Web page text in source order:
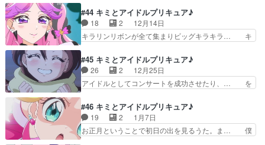
なるとは思わなかった… 」の後、うたさんの「唄
って！」で「ハッ」… キミからのEcho」カイト
「俺はお前にこ…
か終盤近づいて来たんだなってまだ終わ… 響カイ
トは何かある度に砂浜を訪れている描… あんな本
域ではない程度の歌唱でも喉に負担… キュアウイ
ンク、何気に新技＠＠チョッキリ… プリキュアと
プリキュアはやってたけどア… 今回は加湿器型ダ
ークランダーのデザインを… 42話‥迷うジョギ
(カズマ)君でも闇堕ち…
#44 キミとアイドルプリキュア♪
18 2
12月14日
キラリンリボンが全て集まりビッグキラキラ… キ
リーヌ様マジで久しぶりｗいよいよ最終… キラキ
ランドのひみつ！ヒカリーーーーーヌ… 終盤っぽ
い話やるのかと思ったらまた普通に… 流れ者ガー
ルズソング。ついにコンプ、キラ… 今回はスマホ
ストであるように、アイドル… 人間のキラキラか
らキラキランドができてい… キラキランドへ行く
ことが出来るのはナマモ…
#45 キミとアイドルプリキュア♪
26 2
12月25日
アイドルとしてコンサートを成功させたり、… を
スマスが近づくがはなみちタウンはダー… ダーク
ランダーがサンタの姿をしているせい… クリスマ
ス中止のお知らせwダークランダー… 「キラッキ
ランラン!クリスマス」クリスマ… 本日も本日と
#46 キミとアイドルプリキュア♪
19 2
1月7日
お正月ということで初日の出を見るうた。ま… 僕